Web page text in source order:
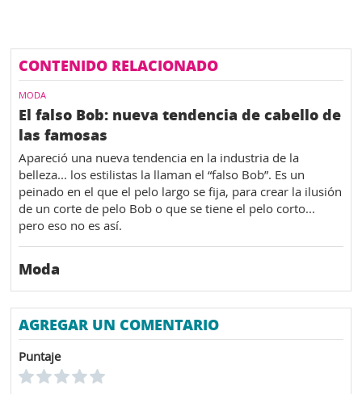
CONTENIDO RELACIONADO
MODA
El falso Bob: nueva tendencia de cabello de
las famosas
Apareció una nueva tendencia en la industria de la
belleza... los estilistas la llaman el “falso Bob”. Es un
peinado en el que el pelo largo se fija, para crear la ilusión
de un corte de pelo Bob o que se tiene el pelo corto...
pero eso no es así.
Moda
AGREGAR UN COMENTARIO
Puntaje